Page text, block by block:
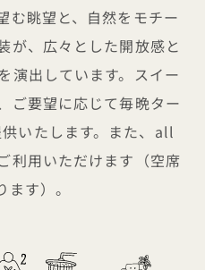
む眺望と、自然をモチー
が、広々とした開放感と
演出しています。スイー
ご要望に応じて毎晩ター
いたします。また、all
利用いただけます（空席
ます）。